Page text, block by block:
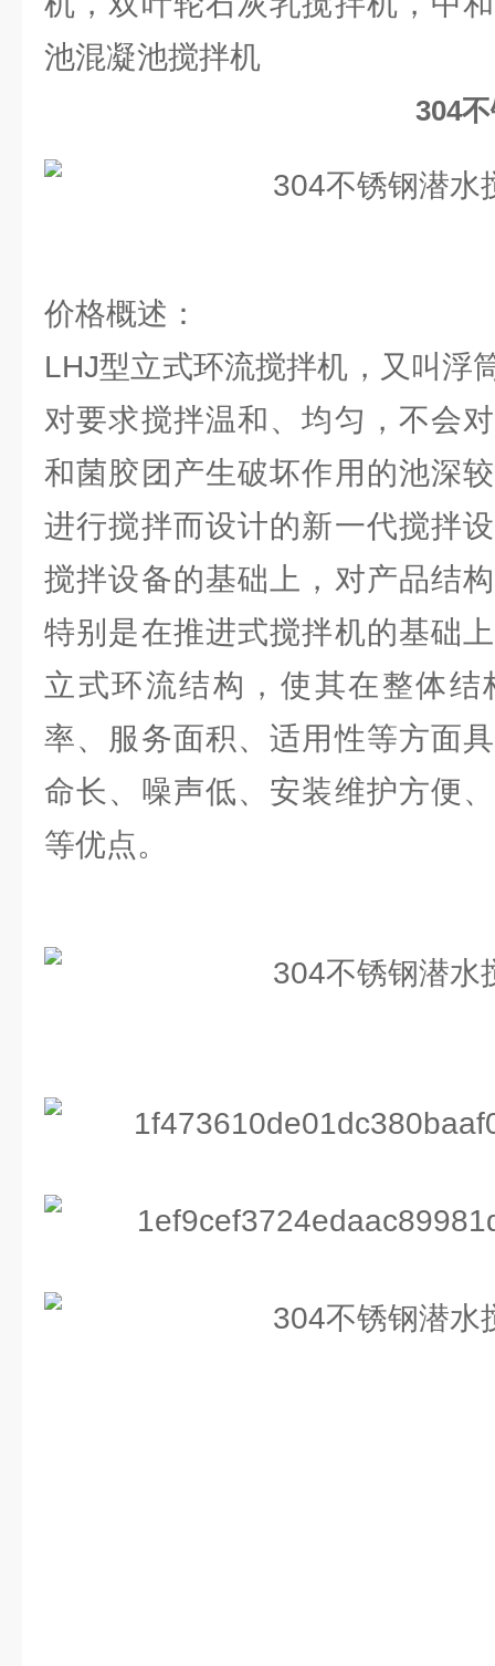
池混凝池搅拌机
304
价格概述：
LHJ型立式环流搅拌机，又叫浮
对要求搅拌温和、均匀，不会
和菌胶团产生破坏作用的池深
进行搅拌而设计的新一代搅拌
搅拌设备的基础上，对产品结
特别是在推进式搅拌机的基础
立式环流结构，使其在整体
率、服务面积、适用性等方面
命长、噪声低、安装维护方便
等优点。